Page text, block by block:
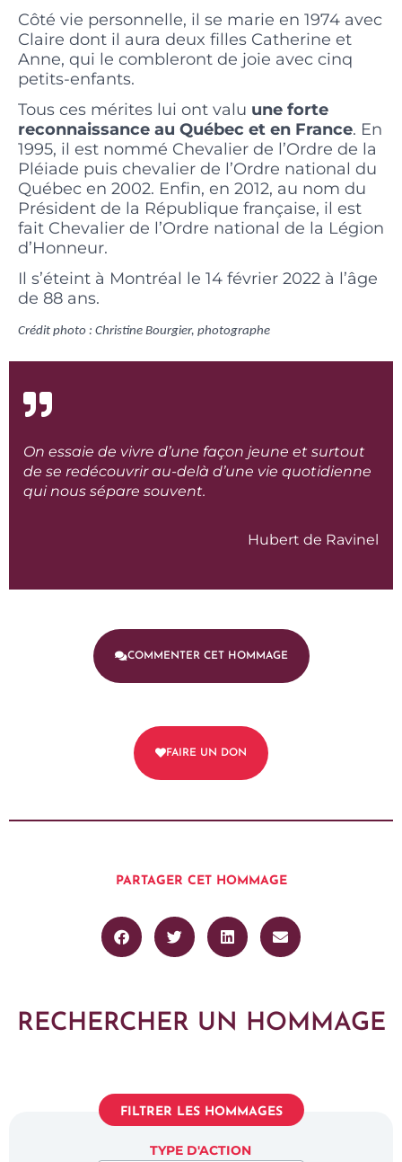
Côté vie personnelle, il se marie en 1974 avec
Claire dont il aura deux filles Catherine et
Anne, qui le combleront de joie avec cinq
petits-enfants.
Tous ces mérites lui ont valu une forte
reconnaissance au Québec et en France. En
1995, il est nommé Chevalier de l’Ordre de la
Pléiade puis chevalier de l’Ordre national du
Québec en 2002. Enfin, en 2012, au nom du
Président de la République française, il est
fait Chevalier de l’Ordre national de la Légion
d’Honneur.
Il s’éteint à Montréal le 14 février 2022 à l’âge
de 88 ans.
Crédit photo : Christine Bourgier, photographe
On essaie de vivre d’une façon jeune et surtout
de se redécouvrir au-delà d’une vie quotidienne
qui nous sépare souvent.
Hubert de Ravinel
COMMENTER CET HOMMAGE
FAIRE UN DON
PARTAGER CET HOMMAGE
RECHERCHER UN HOMMAGE
FILTRER LES HOMMAGES
TYPE D'ACTION